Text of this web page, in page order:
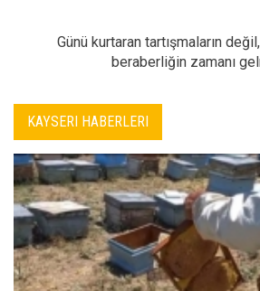
Günü kurtaran tartışmaların
beraberliğin zamanı
KAYSERI HABERLERI